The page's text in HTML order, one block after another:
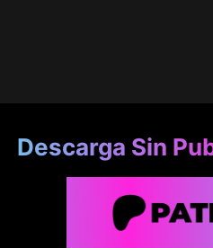
Descarga Sin